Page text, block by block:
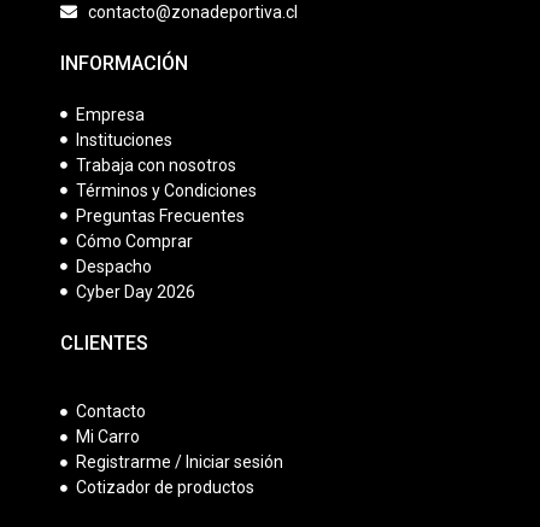
contacto@zonadeportiva.cl
INFORMACIÓN
Empresa
Instituciones
Trabaja con nosotros
Términos y Condiciones
Preguntas Frecuentes
Cómo Comprar
Despacho
Cyber Day 2026
CLIENTES
Contacto
Mi Carro
Registrarme / Iniciar sesión
Cotizador de productos